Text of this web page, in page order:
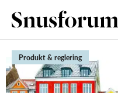
Produkt & reglering